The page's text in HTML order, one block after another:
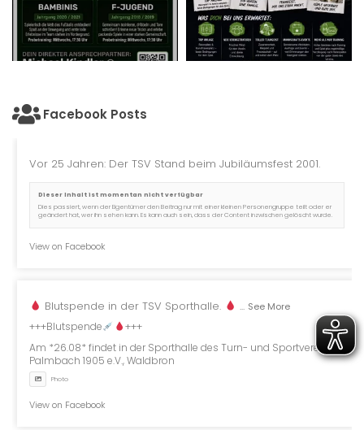
Facebook Posts
Vor 25 Jahren: Der TSV Stand beim Jubiläumsfest 2001.
Dieser Inhalt ist momentan nicht verfügbar
Dies passiert, wenn der Eigentümer den Beitrag nur mit einer kleinen Personengruppe teilt oder er
geändert hat, wer ihn sehen kann. Es kann auch sein, dass der Content inzwischen gelöscht wurde.
View on Facebook
Blutspende in der TSV Sporthalle.
+++Blutspende
+++
Am *26.08* findet in der Sporthalle des Turn- und Sportverein
Palmbach 1905 e.V., Waldbron
... See More
Photo
View on Facebook